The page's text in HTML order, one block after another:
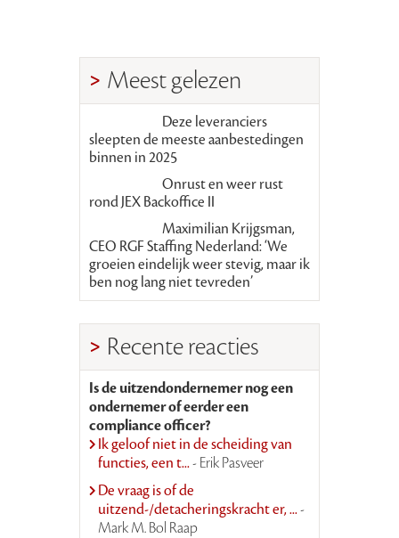
Meest gelezen
Deze leveranciers
sleepten de meeste aanbestedingen
binnen in 2025
Onrust en weer rust
rond JEX Backoffice II
Maximilian Krijgsman,
CEO RGF Staffing Nederland: ‘We
groeien eindelijk weer stevig, maar ik
ben nog lang niet tevreden’
Recente reacties
Is de uitzendondernemer nog een
ondernemer of eerder een
compliance officer?
Ik geloof niet in de scheiding van
functies, een t...- Erik Pasveer
De vraag is of de
uitzend-/detacheringskracht er, ...-
Mark M. Bol Raap